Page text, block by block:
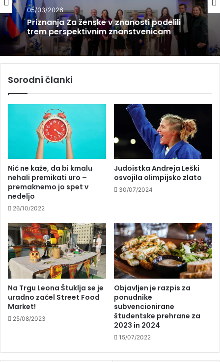
05/03/2026
Priznanja Za ženske v znanosti podelili
trem perspektivnim znanstvenicam
Sorodni članki
Nič ne kaže, da bi kmalu
nehali premikati uro –
premaknemo jo spet v
nedeljo
26/10/2022
Judoistka Andreja Leški
osvojila olimpijsko zlato
30/07/2024
Na Trgu Leona Štuklja se je
uradno začel Street Food
Market!
25/08/2023
Objavljen je razpis za
ponudnike
subvencionirane
študentske prehrane za
2023 in 2024
15/07/2022